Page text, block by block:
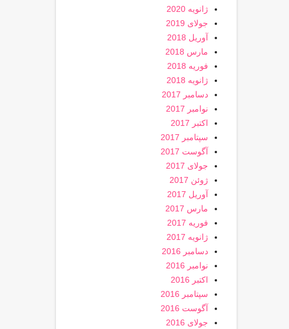
ژانویه 2020
جولای 2019
آوریل 2018
مارس 2018
فوریه 2018
ژانویه 2018
دسامبر 2017
نوامبر 2017
اکتبر 2017
سپتامبر 2017
آگوست 2017
جولای 2017
ژوئن 2017
آوریل 2017
مارس 2017
فوریه 2017
ژانویه 2017
دسامبر 2016
نوامبر 2016
اکتبر 2016
سپتامبر 2016
آگوست 2016
جولای 2016